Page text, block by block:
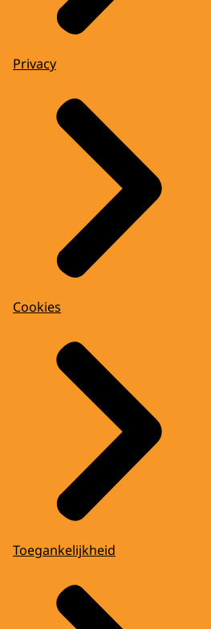
Privacy
Cookies
Toegankelijkheid